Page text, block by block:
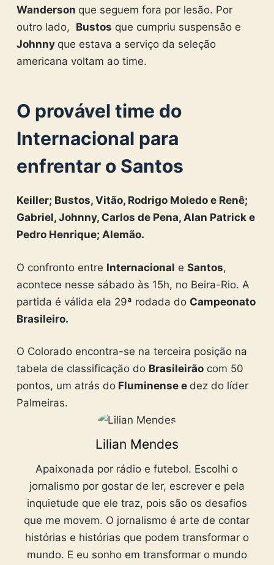
Wanderson que seguem fora por lesão. Por
outro lado, Bustos que cumpriu suspensão e
Johnny que estava a serviço da seleção
americana voltam ao time.
O provável time do
Internacional para
enfrentar o Santos
Keiller; Bustos, Vitão, Rodrigo Moledo e Renê;
Gabriel, Johnny, Carlos de Pena, Alan Patrick e
Pedro Henrique; Alemão.
O confronto entre Internacional e Santos,
acontece nesse sábado às 15h, no Beira-Rio. A
partida é válida ela 29ª rodada do Campeonato
Brasileiro.
O Colorado encontra-se na terceira posição na
tabela de classificação do Brasileirãocom 50
pontos, um atrás doFluminense e dez do líder
Palmeiras.
Lilian Mendes
Apaixonada por rádio e futebol. Escolhi o
jornalismo por gostar de ler, escrever e pela
inquietude que ele traz, pois são os desafios
que me movem. O jornalismo é arte de contar
histórias e histórias que podem transformar o
mundo. E eu sonho em transformar o mundo